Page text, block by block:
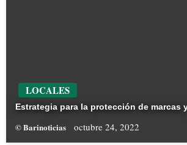
LOCALES
Estrategia para la protección de marcas
© Barinoticias octubre 24, 2022